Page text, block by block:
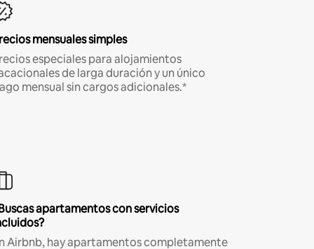
mensuales simples
especiales para alojamientos
de larga duración y un único
mensual sin cargos adicionales.*
apartamentos con servicios
Airbnb, hay apartamentos completamente